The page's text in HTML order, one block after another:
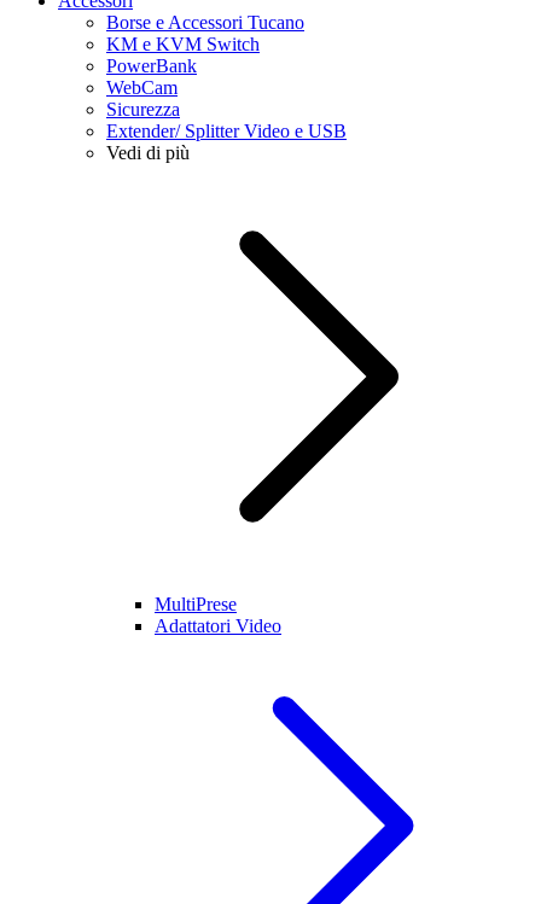
Borse e Accessori Tucano
KM e KVM Switch
PowerBank
WebCam
Sicurezza
Extender/ Splitter Video e USB
Vedi di più
MultiPrese
Adattatori Video